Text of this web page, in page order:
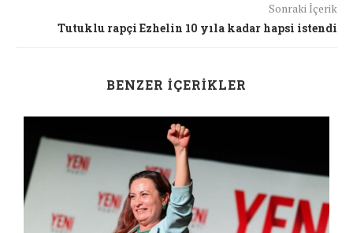
Sonraki İçerik
Tutuklu rapçi Ezhelin 10 yıla kadar hapsi istendi
BENZER İÇERIKLER